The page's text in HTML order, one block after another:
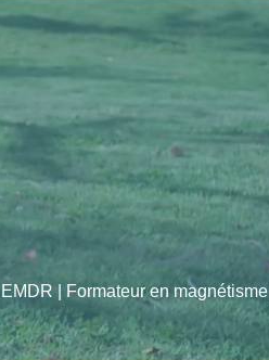
| Formateur en magnétisme |